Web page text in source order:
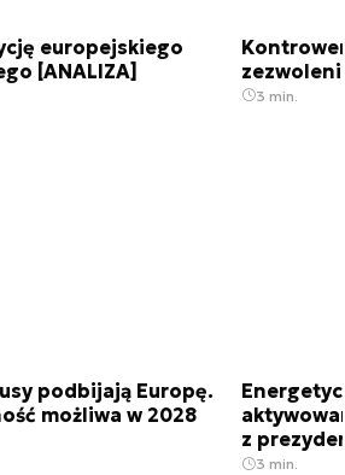
europejskiego
[ANALIZA]
3 min.
podbijają Europę.
możliwa w 2028
z
3 min.